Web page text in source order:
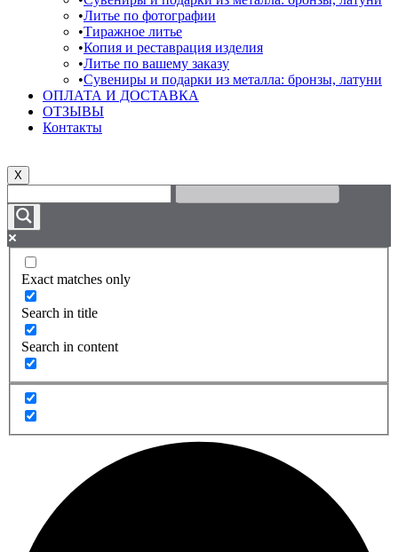
Литье по фотографии
Тиражное литье
Копия и реставрация изделия
Литье по вашему заказу
Сувениры и подарки из металла: бронзы, латуни
ОПЛАТА И ДОСТАВКА
ОТЗЫВЫ
Контакты
X
Exact matches only
Search in title
Search in content